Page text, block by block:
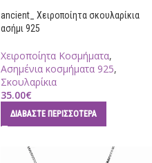
ancient_ Χειροποίητα σκουλαρίκια
ασήμι 925
Χειροποίητα Κοσμήματα,
Ασημένια κοσμήματα 925,
Σκουλαρίκια
35.00€
ΔΙΑΒΆΣΤΕ ΠΕΡΙΣΣΌΤΕΡΑ